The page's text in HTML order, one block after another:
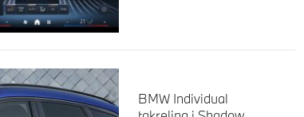
BMW Individual